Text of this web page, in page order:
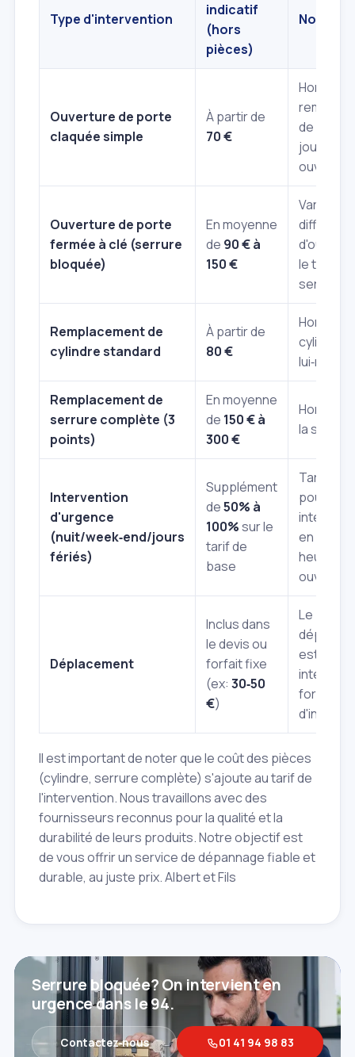
Type d'intervention
indicatif
(hors
pièces)
Notes
Ouverture de porte
claquée simple
À partir de
70 €
Hors
de
journée
ouvrable.
Ouverture de porte
fermée à clé (serrure
bloquée)
En moyenne
de 90 € à
150 €
Varie
difficulté
le type de
serrure.
Remplacement de
cylindre standard
À partir de
80 €
Hors
cylindre
lui‑même.
Remplacement de
serrure complète (3
points)
En moyenne
de 150 € à
300 €
Hors
la
Intervention
d'urgence
(nuit/week‑end/jours
fériés)
Supplément
de50% à
100%sur le
tarif de
base
Tarifs
pour les
en
heures
Déplacement
Inclus dans
le devis ou
forfait fixe
(ex: 30‑50
€)
Le
est
intégré
forfait
Il est important de noter que le coût des pièces
(cylindre, serrure complète) s'ajoute au tarif de
l'intervention. Nous travaillons avec des
fournisseurs reconnus pour la qualité et la
durabilité de leurs produits. Notre objectif est
de vous offrir un service de dépannage fiable et
durable, au juste prix. Albert et Fils
Serrure bloquée? On intervient en
urgence dans le 94.
Contactez‑nous 01 41 94 98 83